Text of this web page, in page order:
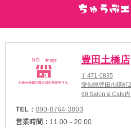
豊田土橋店
〒471-0835
愛知県豊田市曙
69 Salon & Cafe内
TEL： 090-8764-3803
営業時間： 11:00～20:00